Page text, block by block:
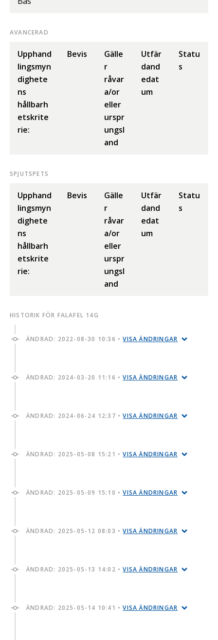
AVANCERAD
Upphand
lingsmyn
dighete
ns
hållbarh
etskrite
rie:
Bevis
Gälle
r
råvar
a/or
eller
urspr
ungsl
and
Utfär
dand
edat
um
Statu
s
SPJUTSPETS
Upphand
lingsmyn
dighete
ns
hållbarh
etskrite
rie:
Bevis
Gälle
r
råvar
a/or
eller
urspr
ungsl
and
Utfär
dand
edat
um
Statu
s
HISTORIK FÖR FALAFEL 14G
ÄNDRAD: 2022-08-30 10:36 •VISA ÄNDRINGAR
ÄNDRAD: 2024-03-20 11:16 •VISA ÄNDRINGAR
ÄNDRAD: 2024-06-24 12:37 •VISA ÄNDRINGAR
ÄNDRAD: 2025-05-08 15:21 •VISA ÄNDRINGAR
ÄNDRAD: 2025-05-09 15:10 •VISA ÄNDRINGAR
ÄNDRAD: 2025-05-12 08:03 •VISA ÄNDRINGAR
ÄNDRAD: 2025-05-13 14:02 •VISA ÄNDRINGAR
ÄNDRAD: 2025-05-14 10:41 •VISA ÄNDRINGAR